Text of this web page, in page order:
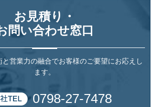
お見積り・
問い合わせ窓口
営業力の融合でお客様のご要望にお応えし
ます。
0798-27-7478